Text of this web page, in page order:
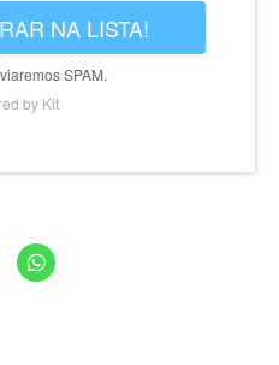
NA LISTA!
SPAM.
by Kit